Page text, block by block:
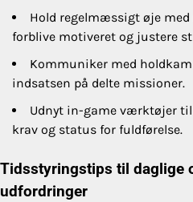
Hold regelmæssigt øje
forblive motiveret og justere
Kommuniker med
indsatsen på delte missioner.
Udnyt in-game værktøjer
krav og status for fuldførelse.
Tidsstyringstips til daglige
udfordringer